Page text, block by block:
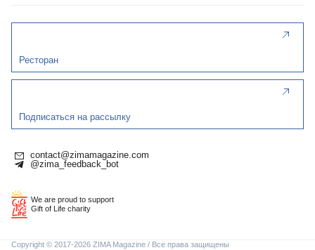
Ресторан
Подписаться на рассылку
contact@zimamagazine.com
@zima_feedback_bot
We are proud to support
Gift of Life charity
Copyright © 2017-2026 ZIMA Magazine / Все права защищены